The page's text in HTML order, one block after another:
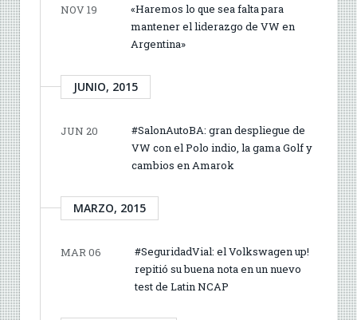
NOV 19
«Haremos lo que sea falta para
mantener el liderazgo de VW en
Argentina»
JUNIO, 2015
JUN 20
#SalonAutoBA: gran despliegue de
VW con el Polo indio, la gama Golf y
cambios en Amarok
MARZO, 2015
MAR 06
#SeguridadVial: el Volkswagen up!
repitió su buena nota en un nuevo
test de Latin NCAP